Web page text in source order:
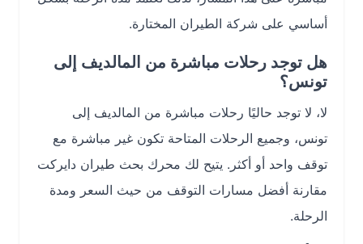
أساسي على شركة الطيران المختارة.
هل توجد رحلات مباشرة من المالديف إلى
تونس؟
لا، لا توجد حاليًا رحلات مباشرة من المالديف إلى
تونس، وجميع الرحلات المتاحة تكون غير مباشرة مع
توقف واحد أو أكثر. يتيح لك محرك بحث طيران دايركت
مقارنة أفضل مسارات التوقف من حيث السعر ومدة
الرحلة.